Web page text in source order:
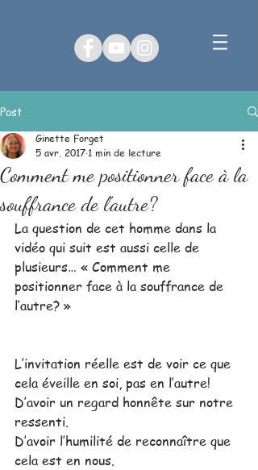
Post
Comment me positionner face à la
souffrance de l’autre?
Ginette Forget
5 avr. 2017 1 min de lecture
La question de cet homme dans la
vidéo qui suit est aussi celle de
plusieurs… « Comment me
positionner face à la souffrance de
l’autre? »
L’invitation réelle est de voir ce que
cela éveille en soi, pas en l’autre!
D’avoir un regard honnête sur notre
ressenti.
D’avoir l’humilité de reconnaître que
cela est en nous.